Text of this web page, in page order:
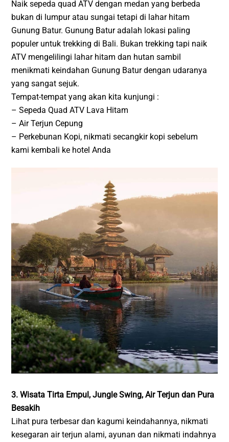
Naik sepeda quad ATV dengan medan yang berbeda
bukan di lumpur atau sungai tetapi di lahar hitam
Gunung Batur. Gunung Batur adalah lokasi paling
populer untuk trekking di Bali. Bukan trekking tapi naik
ATV mengelilingi lahar hitam dan hutan sambil
menikmati keindahan Gunung Batur dengan udaranya
yang sangat sejuk.
Tempat-tempat yang akan kita kunjungi :
– Sepeda Quad ATV Lava Hitam
– Air Terjun Cepung
– Perkebunan Kopi, nikmati secangkir kopi sebelum
kami kembali ke hotel Anda
3. Wisata Tirta Empul, Jungle Swing, Air Terjun dan Pura
Besakih
Lihat pura terbesar dan kagumi keindahannya, nikmati
kesegaran air terjun alami, ayunan dan nikmati indahnya